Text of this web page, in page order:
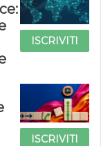
ISCRIVITI
ISCRIVITI